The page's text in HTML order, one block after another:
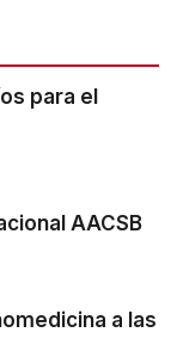
para el
AACSB
a las